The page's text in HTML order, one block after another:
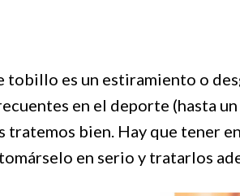
tobillo es un estiramiento o
en el deporte (hasta
tratemos bien. Hay que tener
en serio y tratarlos